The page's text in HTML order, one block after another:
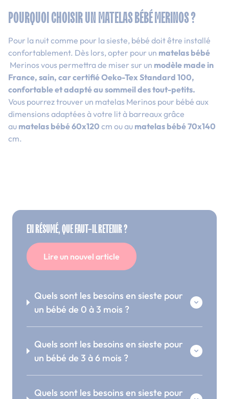
POURQUOI CHOISIR UN MATELAS BÉBÉ MERINOS ?
Pour la nuit comme pour la sieste, bébé doit être installé
confortablement. Dès lors, opter pour un matelas bébé
Merinos vous permettra de miser sur un modèle made in
France, sain, car certifié Oeko-Tex Standard 100,
confortable et adapté au sommeil des tout-petits.
Vous pourrez trouver un matelas Merinos pour bébé aux
dimensions adaptées à votre lit à barreaux grâce
au matelas bébé 60x120 cm ou au matelas bébé 70x140
cm.
EN RÉSUMÉ, QUE FAUT-IL RETENIR ?
Lire un nouvel article
Quels sont les besoins en sieste pour
un bébé de 0 à 3 mois ?
Quels sont les besoins en sieste pour
un bébé de 3 à 6 mois ?
Quels sont les besoins en sieste pour